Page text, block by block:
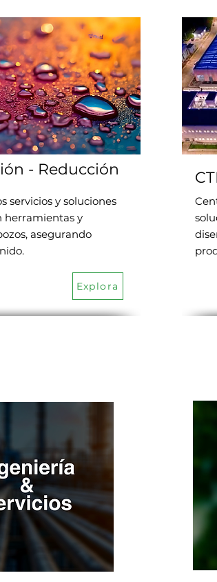
- Reducción
servicios y soluciones
herramientas y
asegurando
Explora